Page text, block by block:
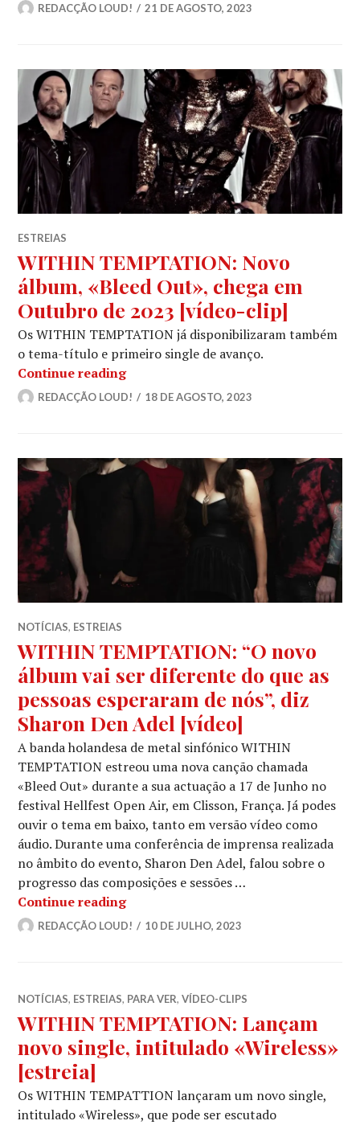
REDACÇÃO LOUD! 21 DE AGOSTO, 2023
ESTREIAS
WITHIN TEMPTATION: Novo
álbum, «Bleed Out», chega em
Outubro de 2023 [vídeo-clip]
Os WITHIN TEMPTATION já disponibilizaram também
o tema-título e primeiro single de avanço.
Continue readingWITHIN TEMPTATION: Novo
REDACÇÃO LOUD! 18 DE AGOSTO, 2023
NOTÍCIAS, ESTREIAS
WITHIN TEMPTATION: “O novo
álbum vai ser diferente do que as
pessoas esperaram de nós”, diz
Sharon Den Adel [vídeo]
A banda holandesa de metal sinfónico WITHIN
TEMPTATION estreou uma nova canção chamada
«Bleed Out» durante a sua actuação a 17 de Junho no
festival Hellfest Open Air, em Clisson, França. Já podes
ouvir o tema em baixo, tanto em versão vídeo como
áudio. Durante uma conferência de imprensa realizada
no âmbito do evento, Sharon Den Adel, falou sobre o
progresso das composições e sessões …
Continue readingWITHIN TEMPTATION: “O novo
REDACÇÃO LOUD! 10 DE JULHO, 2023
NOTÍCIAS, ESTREIAS, PARA VER,VÍDEO-CLIPS
WITHIN TEMPTATION: Lançam
novo single, intitulado «Wireless»
[estreia]
Os WITHIN TEMPATTION lançaram um novo single,
intitulado «Wireless», que pode ser escutado